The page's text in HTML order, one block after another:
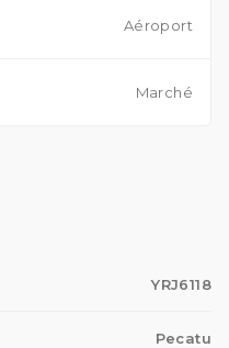
Aéroport
Marché
YRJ6118
Pecatu